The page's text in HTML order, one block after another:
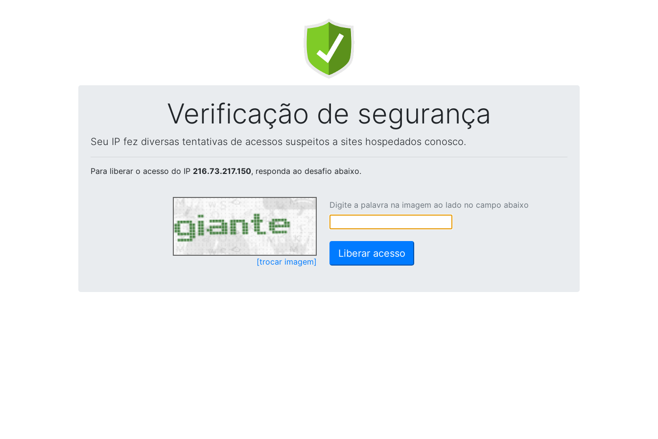
Verificação de segurança
Seu IP fez diversas tentativas de acessos suspeitos a sites hospedados conosco.
Para liberar o acesso do IP 216.73.217.150, responda ao desafio abaixo.
[trocar imagem]
Digite a palavra na imagem ao lado no campo abaixo